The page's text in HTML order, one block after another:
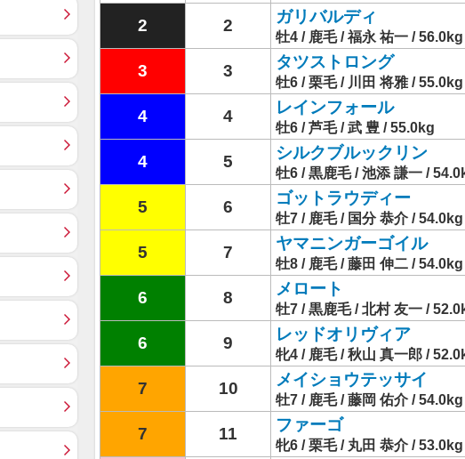
2 2 ガリバルディ
牡4 / 鹿毛 / 福永 祐一 / 56.0kg
3 3 タツストロング
牡6 / 栗毛 / 川田 将雅 / 55.0kg
4 4 レインフォール
牡6 / 芦毛 / 武 豊 / 55.0kg
4 5 シルクブルックリン
牡6 / 黒鹿毛 / 池添 謙一 /
5 6 ゴットラウディー
牡7 / 鹿毛 / 国分 恭介 / 54.0kg
5 7 ヤマニンガーゴイル
牡8 / 鹿毛 / 藤田 伸二 / 54.0kg
6 8 メロート
牡7 / 黒鹿毛 / 北村 友一 /
6 9 レッドオリヴィア
牝4 / 鹿毛 / 秋山 真一郎 /
7 10 メイショウテッサイ
牡7 / 鹿毛 / 藤岡 佑介 / 54.0kg
7 11 ファーゴ
牝6 / 栗毛 / 丸田 恭介 / 53.0kg